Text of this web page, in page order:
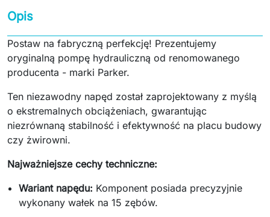
Opis
Postaw na fabryczną perfekcję! Prezentujemy
oryginalną pompę hydrauliczną od renomowanego
producenta - marki Parker.
Ten niezawodny napęd został zaprojektowany z myślą
o ekstremalnych obciążeniach, gwarantując
niezrównaną stabilność i efektywność na placu budowy
czy żwirowni.
Najważniejsze cechy techniczne:
Wariant napędu: Komponent posiada precyzyjnie
wykonany wałek na 15 zębów.